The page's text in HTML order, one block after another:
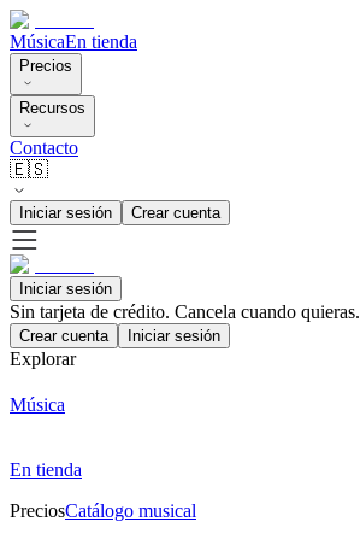
MúsicaEn tienda
Precios
Recursos
Contacto
🇪🇸
Iniciar sesión Crear cuenta
Iniciar sesión
Sin tarjeta de crédito. Cancela cuando quieras.
Crear cuenta Iniciar sesión
Explorar
Música
En tienda
PreciosCatálogo musical